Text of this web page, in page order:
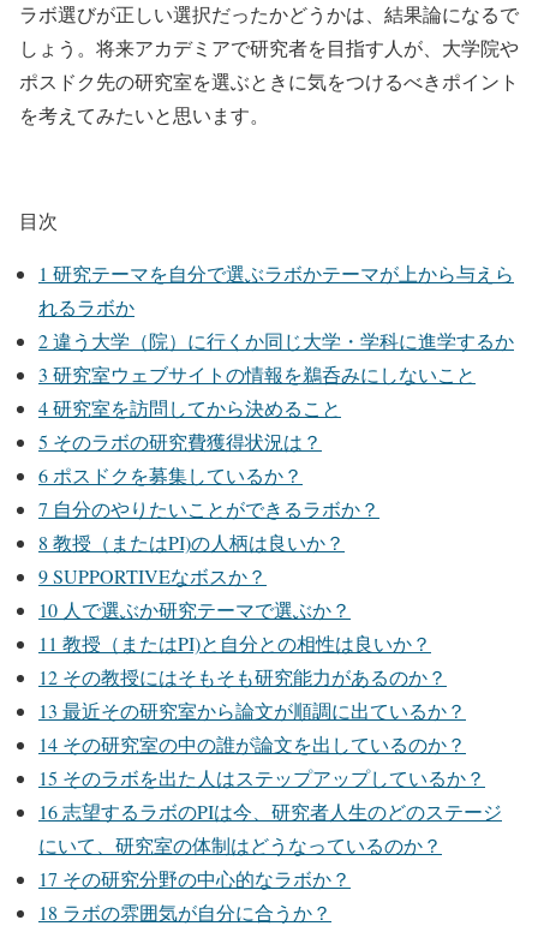
ラボ選びが正しい選択だったかどうかは、結果論になるで
しょう。将来アカデミアで研究者を目指す人が、大学院や
ポスドク先の研究室を選ぶときに気をつけるべきポイント
を考えてみたいと思います。
目次
1 研究テーマを自分で選ぶラボかテーマが上から与えら
れるラボか
2違う大学（院）に行くか同じ大学・学科に進学するか
3 研究室ウェブサイトの情報を鵜呑みにしないこと
4研究室を訪問してから決めること
5 そのラボの研究費獲得状況は？
6 ポスドクを募集しているか？
7 自分のやりたいことができるラボか？
8 教授（またはPI)の人柄は良いか？
9SUPPORTIVEなボスか？
10 人で選ぶか研究テーマで選ぶか？
11 教授（またはPI)と自分との相性は良いか？
12 その教授にはそもそも研究能力があるのか？
13 最近その研究室から論文が順調に出ているか？
14 その研究室の中の誰が論文を出しているのか？
15 そのラボを出た人はステップアップしているか？
16志望するラボのPIは今、研究者人生のどのステージ
にいて、研究室の体制はどうなっているのか？
17 その研究分野の中心的なラボか？
18 ラボの雰囲気が自分に合うか？